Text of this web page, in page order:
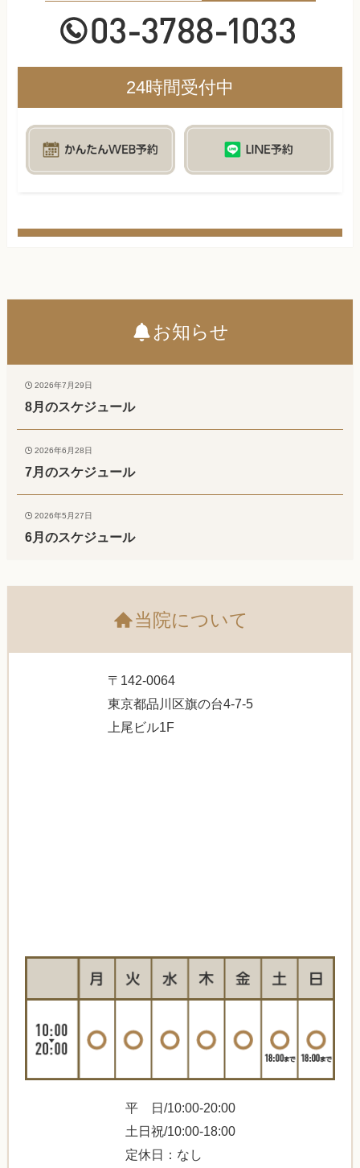
24時間受付中
お知らせ
2026年7月29日
8月のスケジュール
2026年6月28日
7月のスケジュール
2026年5月27日
6月のスケジュール
当院について
〒142-0064
東京都品川区旗の台4-7-5
上尾ビル1F
平 日/10:00-20:00
土日祝/10:00-18:00
定休日：なし